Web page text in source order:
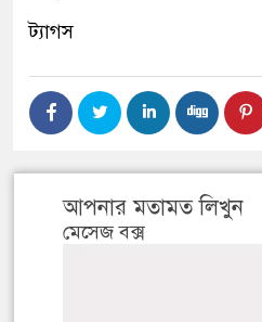
ট্যাগস
আপনার মতামত লিখুন
মেসেজ বক্স